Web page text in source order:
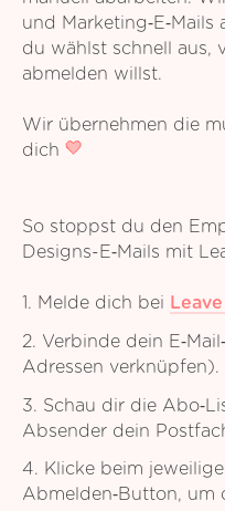
und
du wählst schnell aus,
abmelden willst.
Wir übernehmen die
dich
So stoppst du den
Designs-E‑Mails mit
1. Melde dich bei
2. Verbinde dein
Adressen verknüpfen).
3. Schau dir die
Absender dein
4. Klicke beim
Abmelden‑Button, um